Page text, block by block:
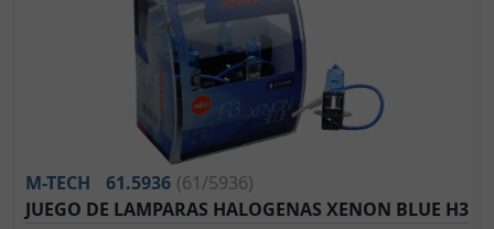
M-TECH 61.5936 (61/5936)
JUEGO DE LAMPARAS HALOGENAS XENON BLUE H3